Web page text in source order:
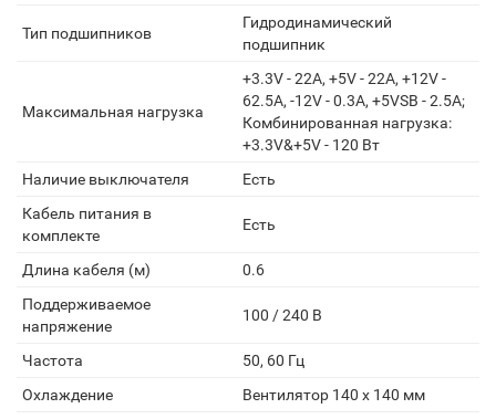
Тип подшипников
Гидродинамический
подшипник
Максимальная нагрузка
+3.3V - 22A, +5V - 22A, +12V -
62.5A, -12V - 0.3A, +5VSB - 2.5A;
Комбинированная нагрузка:
+3.3V&+5V - 120 Вт
Наличие выключателя
Есть
Кабель питания в
комплекте
Есть
Длина кабеля (м)
0.6
Поддерживаемое
напряжение
100 / 240 В
Частота
50, 60 Гц
Охлаждение
Вентилятор 140 x 140 мм